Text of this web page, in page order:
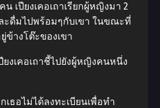
เปียงเคอเถาเรียกผู้หญิงมา 2
ดื่มไปพร้อมๆกับเขา ในขณะที่
ข้างโต๊ะของเขา
ยงเคอเถาชี้ไปยังผู้หญิงคนหนึ่ง
เธอไม่ได้ลงทะเบียนเพื่อทํา